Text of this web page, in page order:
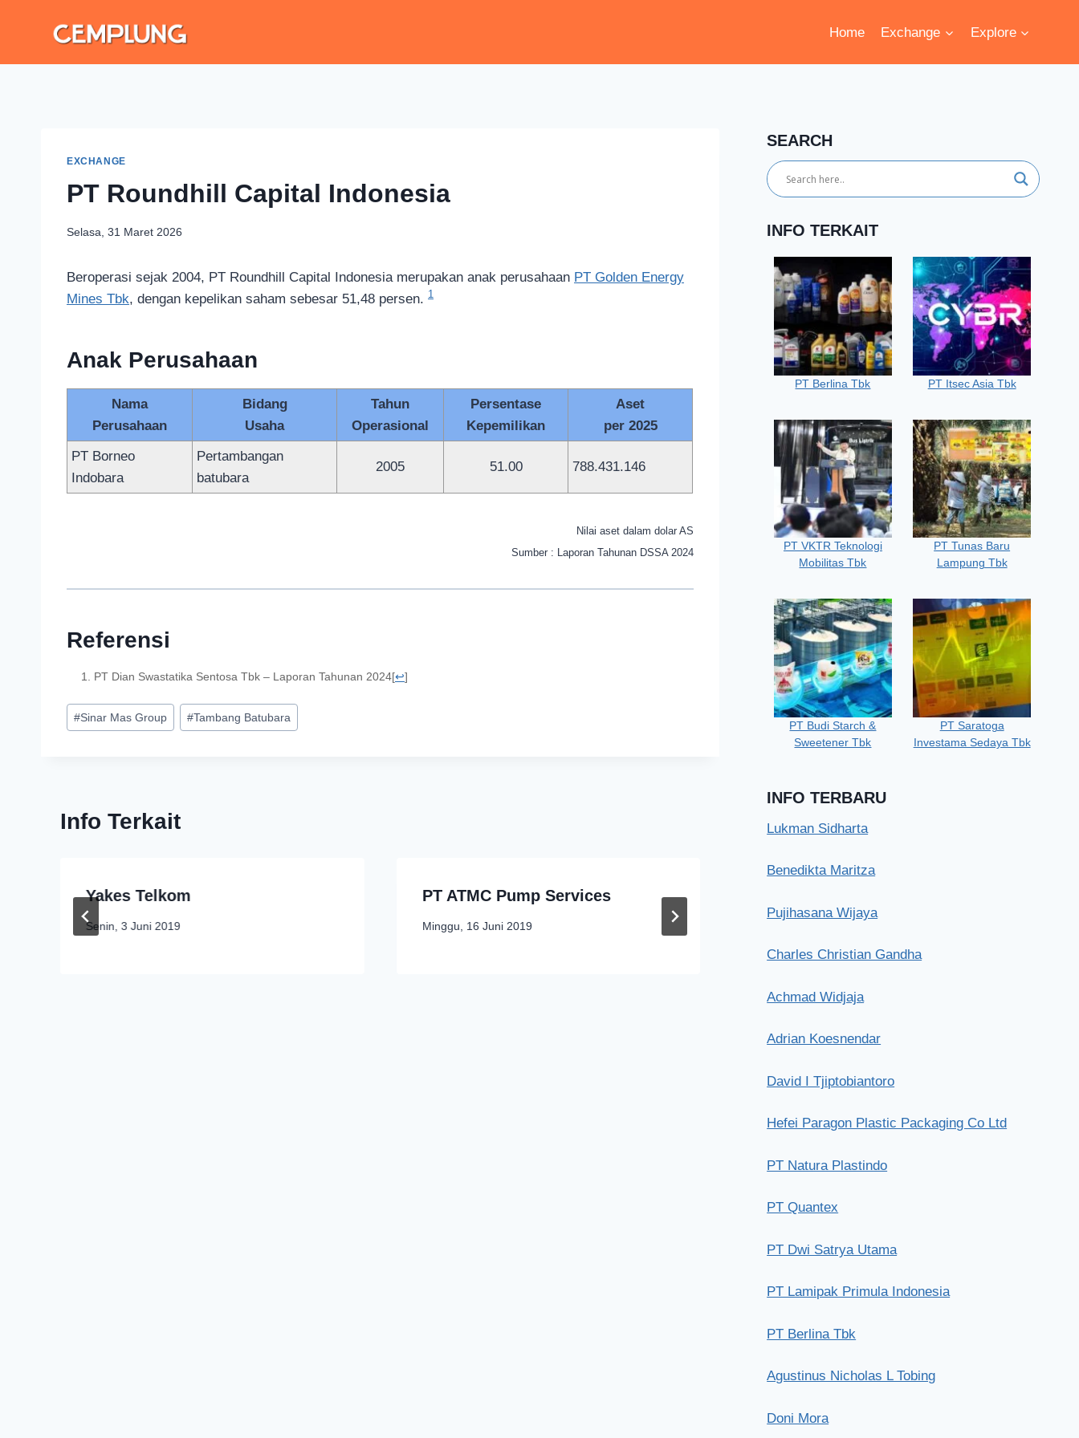
Home Exchange Explore
EXCHANGE
PT Roundhill Capital Indonesia
Selasa, 31 Maret 2026
Beroperasi sejak 2004, PT Roundhill Capital Indonesia merupakan anak perusahaan PT Golden Energy
Mines Tbk, dengan kepelikan saham sebesar 51,48 persen. 1
Anak Perusahaan
Nama
Perusahaan
Bidang
Usaha
Tahun
Operasional
Persentase
Kepemilikan
Aset
per 2025
PT Borneo
Indobara
Pertambangan
batubara
2005 51.00 788.431.146
Nilai aset dalam dolar AS
Sumber : Laporan Tahunan DSSA 2024
Referensi
PT Dian Swastatika Sentosa Tbk – Laporan Tahunan 2024[↩]
#Sinar Mas Group #Tambang Batubara
Info Terkait
Yakes Telkom
Senin, 3 Juni 2019
PT ATMC Pump Services
Minggu, 16 Juni 2019
SEARCH
INFO TERKAIT
PT Berlina Tbk PT Itsec Asia Tbk
PT VKTR Teknologi
Mobilitas Tbk
PT Tunas Baru
Lampung Tbk
PT Budi Starch &
Sweetener Tbk
PT Saratoga
Investama Sedaya Tbk
INFO TERBARU
Lukman Sidharta
Benedikta Maritza
Pujihasana Wijaya
Charles Christian Gandha
Achmad Widjaja
Adrian Koesnendar
David I Tjiptobiantoro
Hefei Paragon Plastic Packaging Co Ltd
PT Natura Plastindo
PT Quantex
PT Dwi Satrya Utama
PT Lamipak Primula Indonesia
PT Berlina Tbk
Agustinus Nicholas L Tobing
Doni Mora